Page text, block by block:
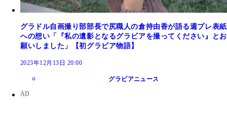
グラドル自画撮り部部長で尻職人の倉持由香が語る週プレ表紙
への想い「『私の遺影となるグラビアを撮ってください』とお
願いしました」【初グラビア物語】
2023年12月13日 20:00
グラビアニュース